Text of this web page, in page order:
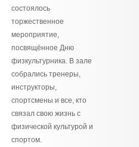
состоялось
торжественное
мероприятие,
посвящённое Дню
физкультурника. В зале
собрались тренеры,
инструкторы,
спортсмены и все, кто
связал свою жизнь с
физической культурой и
спортом.